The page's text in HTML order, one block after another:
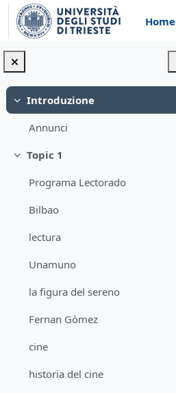
Vai al contenuto principale
Home
Minimizza
Introduzione
Annunci
Minimizza
Topic 1
Programa Lectorado
Bilbao
lectura
Unamuno
la figura del sereno
Fernan Gòmez
cine
historia del cine